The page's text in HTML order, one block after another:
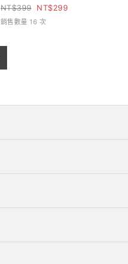
399
299
銷售數量 16 次